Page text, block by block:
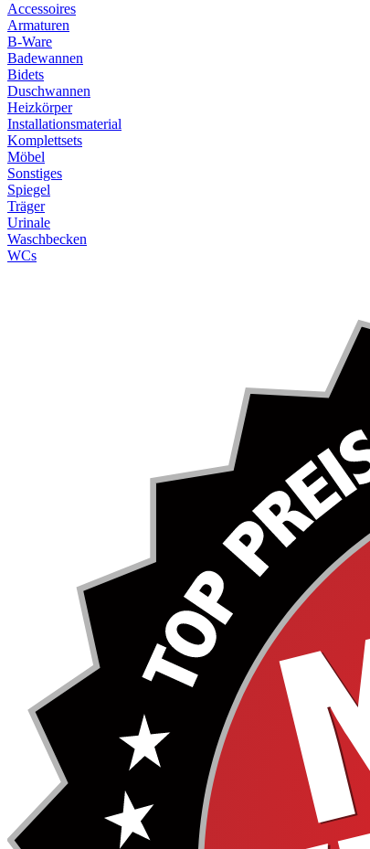
Accessoires
Armaturen
B-Ware
Badewannen
Bidets
Duschwannen
Heizkörper
Installationsmaterial
Komplettsets
Möbel
Sonstiges
Spiegel
Träger
Urinale
Waschbecken
WCs